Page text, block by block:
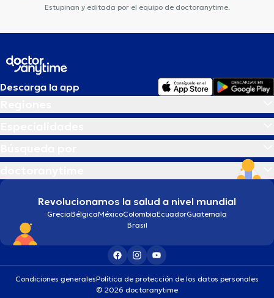
Estupinan y editada por el equipo de doctoranytime.
Descarga la app
Revolucionamos la salud a nivel mundial
GreciaBélgicaMéxicoColombiaEcuadorGuatemala
Brasil
Condiciones generalesPolítica de protección de los datos personales
© 2026 doctoranytime